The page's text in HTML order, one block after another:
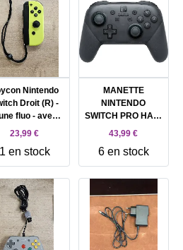
Nintendo
Droit (R) -
fluo - avec
dragonne -
23,99 €
1 en stock
MANETTE
NINTENDO
SWITCH PRO HAC-
013
43,99 €
6 en stock